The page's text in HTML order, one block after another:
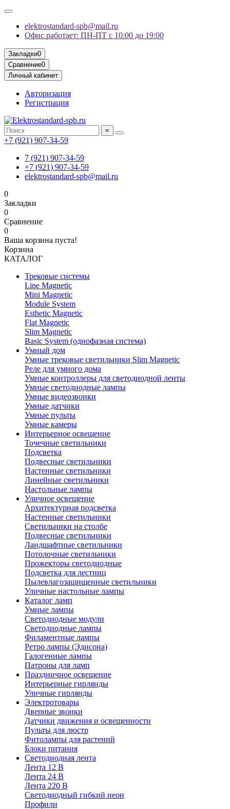
elektrostandard-spb@mail.ru
Офис работает: ПН-ПТ с 10:00 до 19:00
Закладки0
Сравнение0
Личный кабинет
Авторизация
Регистрация
×
+7 (921) 907-34-59
7 (921) 907-34-59
+7 (921) 907-34-59
elektrostandard-spb@mail.ru
0
Закладки
0
Сравнение
0
Ваша корзина пуста!
Корзина
КАТАЛОГ
Трековые системы
Line Magnetic
Mini Magnetic
Module System
Esthetic Magnetic
Flat Magnetic
Slim Magnetic
Basic System (однофазная система)
Умный дом
Умные трековые светильники Slim Magnetic
Реле для умного дома
Умные контроллеры для светодиодной ленты
Умные светодиодные лампы
Умные видеозвонки
Умные датчики
Умные пульты
Умные камеры
Интерьерное освещение
Точечные светильники
Подсветка
Подвесные светильники
Настенные светильники
Линейные светильники
Настольные лампы
Уличное освещение
Архитектурная подсветка
Настенные светильники
Светильники на столбе
Подвесные светильники
Ландшафтные светильники
Потолочные светильники
Прожекторы светодиодные
Подсветка для лестниц
Пылевлагозащищенные светильники
Уличные настольные лампы
Каталог ламп
Умные лампы
Светодиодные модули
Светодиодные лампы
Филаментные лампы
Ретро лампы (Эдисона)
Галогенные лампы
Патроны для ламп
Праздничное освещение
Интерьерные гирлянды
Уличные гирлянды
Электротовары
Дверные звонки
Датчики движения и освещенности
Пульты для люстр
Фитолампы для растений
Блоки питания
Светодиодная лента
Лента 12 В
Лента 24 В
Лента 220 В
Светодиодный гибкий неон
Профили